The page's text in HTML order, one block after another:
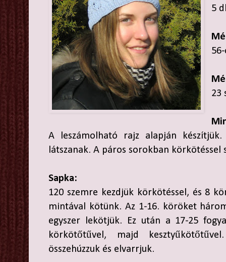
5
23
A leszámolható rajz alapján
látszanak. A páros sorokban
Sapka:
120 szemre kezdjük körkötéssel, és 8
mintával kötünk. Az 1-16. köröket
egyszer lekötjük. Ez után a 17-25
körkötőtűvel, majd
összehúzzuk és elvarrjuk.